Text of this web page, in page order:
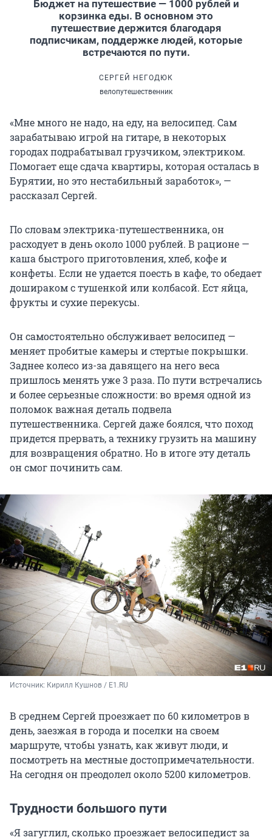
Бюджет на путешествие — 1000 рублей и
корзинка еды. В основном это
путешествие держится благодаря
подписчикам, поддержке людей, которые
встречаются по пути.
СЕРГЕЙ НЕГОДЮК
велопутешественник
«Мне много не надо, на еду, на велосипед. Сам
зарабатываю игрой на гитаре, в некоторых
городах подрабатывал грузчиком, электриком.
Помогает еще сдача квартиры, которая осталась в
Бурятии, но это нестабильный заработок», —
рассказал Сергей.
По словам электрика-путешественника, он
расходует в день около 1000 рублей. В рационе —
каша быстрого приготовления, хлеб, кофе и
конфеты. Если не удается поесть в кафе, то обедает
дошираком с тушенкой или колбасой. Ест яйца,
фрукты и сухие перекусы.
Он самостоятельно обслуживает велосипед —
меняет пробитые камеры и стертые покрышки.
Заднее колесо из-за давящего на него веса
пришлось менять уже 3 раза. По пути встречались
и более серьезные сложности: во время одной из
поломок важная деталь подвела
путешественника. Сергей даже боялся, что поход
придется прервать, а технику грузить на машину
для возвращения обратно. Но в итоге эту деталь
он смог починить сам.
Источник: Кирилл Кушнов / E1.RU
В среднем Сергей проезжает по 60 километров в
день, заезжая в города и поселки на своем
маршруте, чтобы узнать, как живут люди, и
посмотреть на местные достопримечательности.
На сегодня он преодолел около 5200 километров.
Трудности большого пути
«Я загуглил, сколько проезжает велосипедист за